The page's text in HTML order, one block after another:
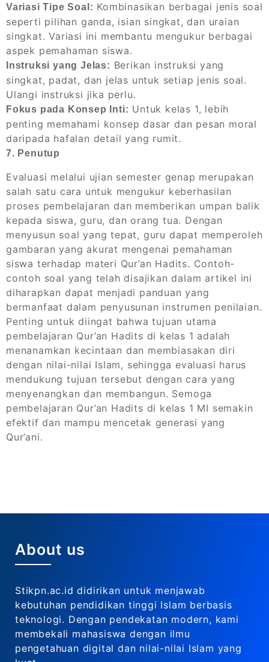
Variasi Tipe Soal: Kombinasikan berbagai jenis soal
seperti pilihan ganda, isian singkat, dan uraian
singkat. Variasi ini membantu mengukur berbagai
aspek pemahaman siswa.
Instruksi yang Jelas: Berikan instruksi yang
singkat, padat, dan jelas untuk setiap jenis soal.
Ulangi instruksi jika perlu.
Fokus pada Konsep Inti: Untuk kelas 1, lebih
penting memahami konsep dasar dan pesan moral
daripada hafalan detail yang rumit.
7. Penutup
Evaluasi melalui ujian semester genap merupakan
salah satu cara untuk mengukur keberhasilan
proses pembelajaran dan memberikan umpan balik
kepada siswa, guru, dan orang tua. Dengan
menyusun soal yang tepat, guru dapat memperoleh
gambaran yang akurat mengenai pemahaman
siswa terhadap materi Qur’an Hadits. Contoh-
contoh soal yang telah disajikan dalam artikel ini
diharapkan dapat menjadi panduan yang
bermanfaat dalam penyusunan instrumen penilaian.
Penting untuk diingat bahwa tujuan utama
pembelajaran Qur’an Hadits di kelas 1 adalah
menanamkan kecintaan dan membiasakan diri
dengan nilai-nilai Islam, sehingga evaluasi harus
mendukung tujuan tersebut dengan cara yang
menyenangkan dan membangun. Semoga
pembelajaran Qur’an Hadits di kelas 1 MI semakin
efektif dan mampu mencetak generasi yang
Qur’ani.
About us
Stikpn.ac.id didirikan untuk menjawab
kebutuhan pendidikan tinggi Islam berbasis
teknologi. Dengan pendekatan modern, kami
membekali mahasiswa dengan ilmu
pengetahuan digital dan nilai-nilai Islam yang